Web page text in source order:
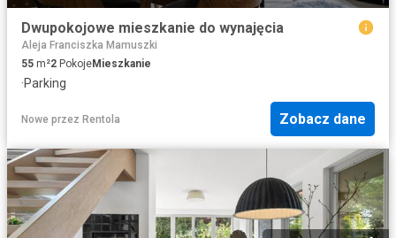
Dwupokojowe mieszkanie do wynajęcia
Aleja Franciszka Mamuszki
55 m²2 PokojeMieszkanie
·Parking
Nowe przez Rentola Zobacz dane